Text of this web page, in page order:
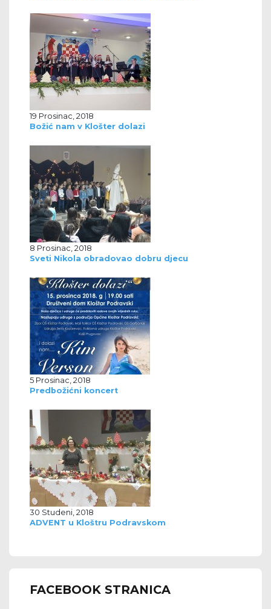
19 Prosinac, 2018
Božić nam v Klošter dolazi
8 Prosinac, 2018
Sveti Nikola obradovao dobru djecu
5 Prosinac, 2018
Predbožićni koncert
30 Studeni, 2018
ADVENT u Kloštru Podravskom
FACEBOOK STRANICA